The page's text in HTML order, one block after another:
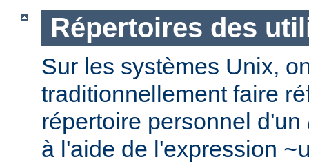
Répertoires des
Sur les systèmes Unix,
traditionnellement faire
répertoire personnel d'un
à l'aide de l'expression